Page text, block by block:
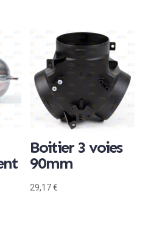
Boitier 3 voies
90mm
29,17€